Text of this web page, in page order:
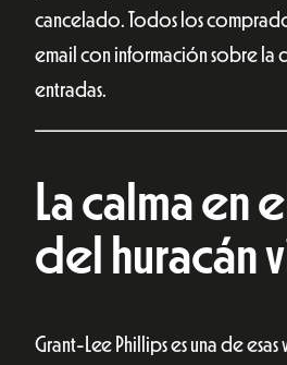
cancelado. Todos los
email con información sobre la
entradas.
La calma en
del huracán
Grant-Lee Phillips es una de